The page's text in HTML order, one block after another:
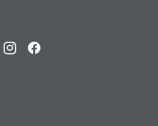
InstagramFacebook
und Social Media